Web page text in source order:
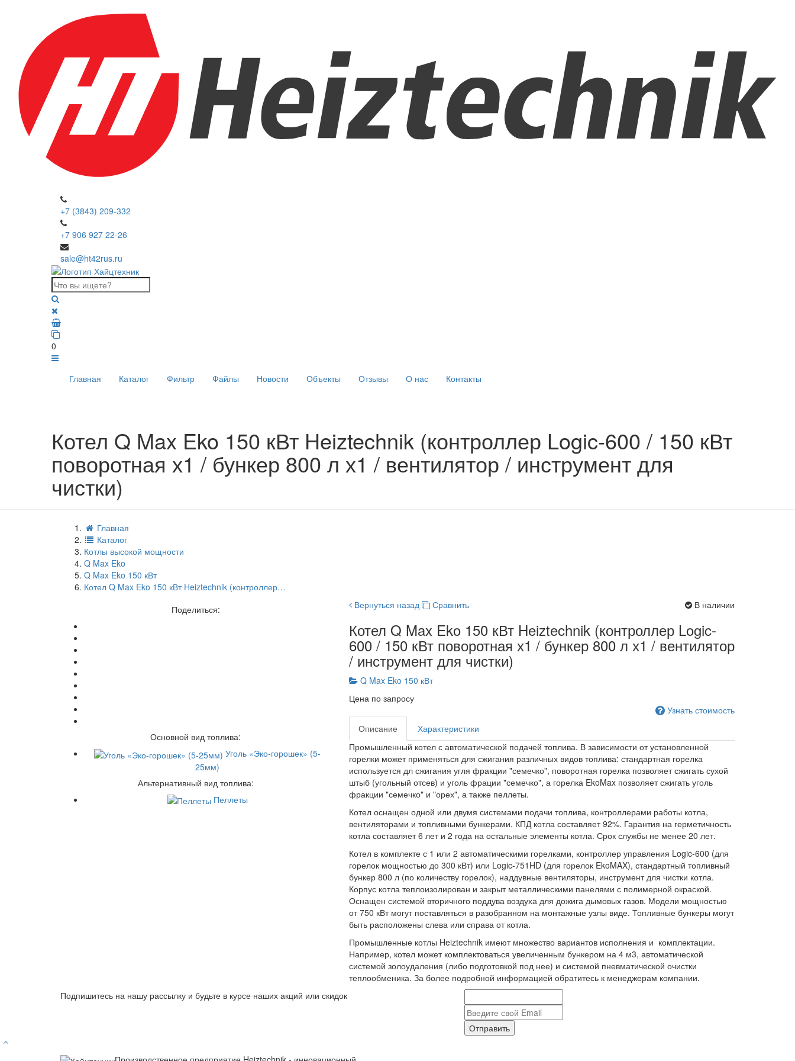
+7 (3843) 209-332
+7 906 927 22-26
sale@ht42rus.ru
0
Главная Каталог Фильтр Файлы Новости Объекты Отзывы О нас Контакты
Котел Q Max Eko 150 кВт Heiztechnik (контроллер Logic-600 / 150 кВт
поворотная х1 / бункер 800 л х1 / вентилятор / инструмент для
чистки)
Главная
Каталог
Котлы высокой мощности
Q Max Eko
Q Max Eko 150 кВт
Котел Q Max Eko 150 кВт Heiztechnik (контроллер…
Поделиться:
Основной вид топлива:
Уголь «Эко-горошек» (5-
25мм)
Альтернативный вид топлива:
Пеллеты
Вернуться назад Сравнить В наличии
Котел Q Max Eko 150 кВт Heiztechnik (контроллер Logic-
600 / 150 кВт поворотная х1 / бункер 800 л х1 / вентилятор
/ инструмент для чистки)
Q Max Eko 150 кВт
Цена по запросу
Узнать стоимость
Описание
Характеристики
Промышленный котел с автоматической подачей топлива. В зависимости от установленной
горелки может применяться для сжигания различных видов топлива: стандартная горелка
используется дл сжигания угля фракции "семечко", поворотная горелка позволяет сжигать сухой
штыб (угольный отсев) и уголь фрации "семечко", а горелка EkoMax позволяет сжигать уголь
фракции "семечко" и "орех", а также пеллеты.
Котел оснащен одной или двумя системами подачи топлива, контроллерами работы котла,
вентиляторами и топливными бункерами. КПД котла составляет 92%. Гарантия на герметичность
котла составляет 6 лет и 2 года на остальные элементы котла. Срок службы не менее 20 лет.
Котел в комплекте с 1 или 2 автоматическими горелками, контроллер управления Logic-600 (для
горелок мощностью до 300 кВт) или Logic-751HD (для горелок EkoMAX), стандартный топливный
бункер 800 л (по количеству горелок), наддувные вентиляторы, инструмент для чистки котла.
Корпус котла теплоизолирован и закрыт металлическими панелями с полимерной окраской.
Оснащен системой вторичного поддува воздуха для дожига дымовых газов. Модели мощностью
от 750 кВт могут поставляться в разобранном на монтажные узлы виде. Топливные бункеры могут
быть расположены слева или справа от котла.
Промышленные котлы Heiztechnik имеют множество вариантов исполнения и комплектации.
Например, котел может комплектоваться увеличенным бункером на 4 м3, автоматической
системой золоудаления (либо подготовкой под нее) и системой пневматической очистки
теплообменика. За более подробной информацией обратитесь к менеджерам компании.
Подпишитесь на нашу рассылку и будьте в курсе наших акций или скидок
Отправить